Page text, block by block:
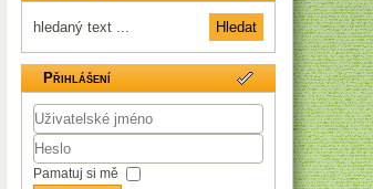
Přihlášení
Uživatelské
jméno
Heslo
Pamatuj si mě